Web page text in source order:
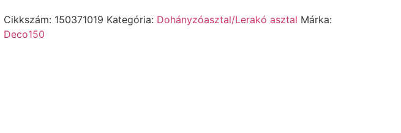
Cikkszám: 150371019 Kategória: Dohányzóasztal/Lerakó asztal Márka:
Deco150